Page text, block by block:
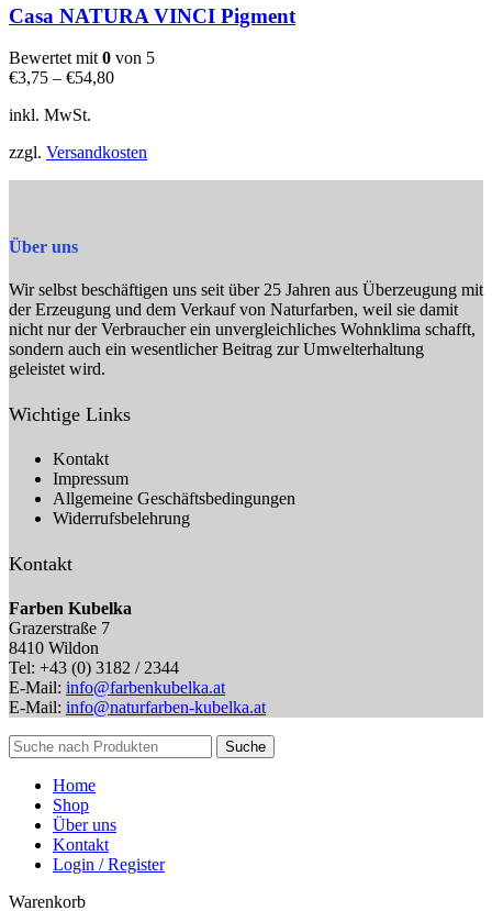
mehrere
Varianten
auf.
Casa NATURA VINCI Pigment
Bewertet mit 0 von 5
€3,75 – €54,80
inkl. MwSt.
zzgl. Versandkosten
Über uns
Wir selbst beschäftigen uns seit über 25 Jahren aus Überzeugung mit
der Erzeugung und dem Verkauf von Naturfarben, weil sie damit
nicht nur der Verbraucher ein unvergleichliches Wohnklima schafft,
sondern auch ein wesentlicher Beitrag zur Umwelterhaltung
geleistet wird.
Wichtige Links
Kontakt
Impressum
Allgemeine Geschäftsbedingungen
Widerrufsbelehrung
Kontakt
Farben Kubelka
Grazerstraße 7
8410 Wildon
Tel: +43 (0) 3182 / 2344
E-Mail: info@farbenkubelka.at
E-Mail: info@naturfarben-kubelka.at
Suche
Home
Shop
Über uns
Kontakt
Login / Register
Warenkorb